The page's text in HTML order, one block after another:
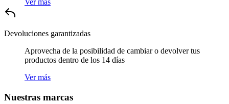
Ver más
Devoluciones garantizadas
Aprovecha de la posibilidad de cambiar o devolver tus
productos dentro de los 14 días
Ver más
Nuestras marcas